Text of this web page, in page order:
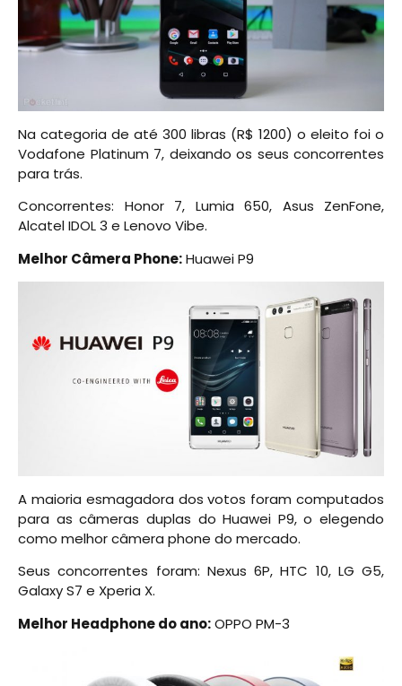
Na categoria de até 300 libras (R$ 1200) o eleito foi o
Vodafone Platinum 7, deixando os seus concorrentes
para trás.
Concorrentes: Honor 7, Lumia 650, Asus ZenFone,
Alcatel IDOL 3 e Lenovo Vibe.
Melhor Câmera Phone:Huawei P9
A maioria esmagadora dos votos foram computados
para as câmeras duplas do Huawei P9, o elegendo
como melhor câmera phone do mercado.
Seus concorrentes foram: Nexus 6P, HTC 10, LG G5,
Galaxy S7 e Xperia X.
Melhor Headphone do ano:OPPO PM-3